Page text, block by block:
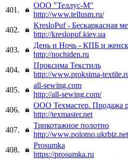
401.
ООО "Теллус-М"
http://www.tellusm.ru/
402.
KresloPuf - Бескаркасная
http://kreslopuf.kiev.ua
403.
День и Ночь - КПБ и
http://nochiden.ru
404.
Проксима Текстиль
http://www.proksima-
405.
all-sewing.com
http://all-sewing.com/
406.
ООО Техмастер. Продажа
http://texmaster.net
407.
Трикотажное полотно
http://www.polotno.ukrbiz.net
408.
Prosumka
https://prosumka.ru